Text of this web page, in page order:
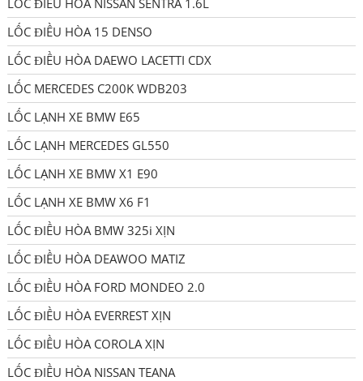
LỐC ĐIỀU HÒA 15 DENSO
LỐC ĐIỀU HÒA DAEWO LACETTI CDX
LỐC MERCEDES C200K WDB203
LỐC LẠNH XE BMW E65
LỐC LẠNH MERCEDES GL550
LỐC LẠNH XE BMW X1 E90
LỐC LẠNH XE BMW X6 F1
LỐC ĐIỀU HÒA BMW 325i XỊN
LỐC ĐIỀU HÒA DEAWOO MATIZ
LỐC ĐIỀU HÒA FORD MONDEO 2.0
LỐC ĐIỀU HÒA EVERREST XỊN
LỐC ĐIỀU HÒA COROLA XỊN
LỐC ĐIỀU HÒA NISSAN TEANA